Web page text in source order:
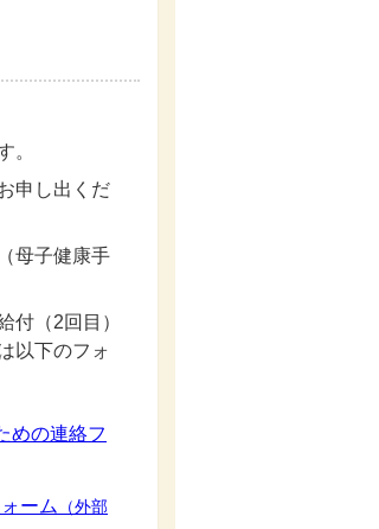
。
申し出くだ
母子健康手
付（2回目）
以下のフォ
めの連絡フ
ーム
（外部